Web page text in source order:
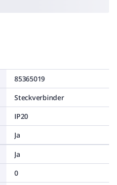
85365019
Steckverbinder
IP20
Ja
Ja
0